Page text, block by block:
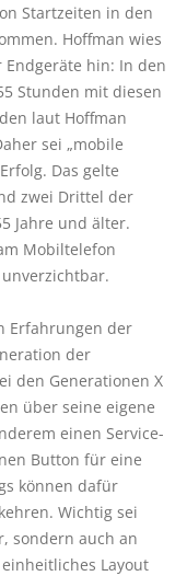
Startzeiten in den
Hoffman wies
hin: In den
Stunden mit diesen
laut Hoffman
sei „mobile
Das gelte
zwei Drittel der
Jahre und älter.
Mobiltelefon
Erfahrungen der
der
den Generationen X
über seine eigene
einen Service-
Button für eine
können dafür
Wichtig sei
sondern auch an
Layout